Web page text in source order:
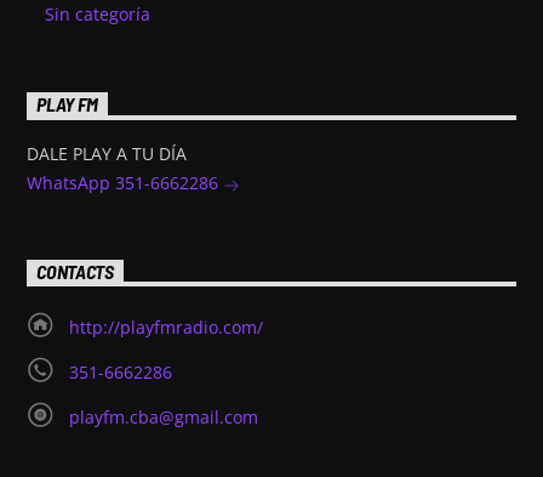
Sin categoría
PLAY FM
DALE PLAY A TU DÍA
WhatsApp 351-6662286
CONTACTS
http://playfmradio.com/
351-6662286
playfm.cba@gmail.com